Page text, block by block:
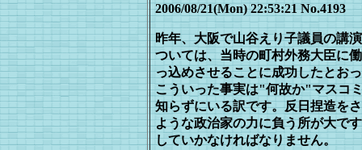
2006/08/21(Mon) 22:53:21 No.4193
昨年、大阪で山谷えり子議員の講
ついては、当時の町村外務大臣に
っ込めさせることに成功したとお
こういった事実は"何故か"マスコ
知らずにいる訳です。反日捏造を
ような政治家の力に負う所が大で
していかなければなりません。